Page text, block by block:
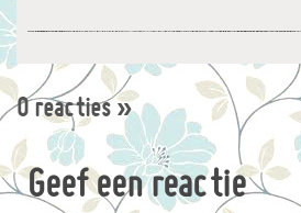
0 reacties »
Geef een reactie